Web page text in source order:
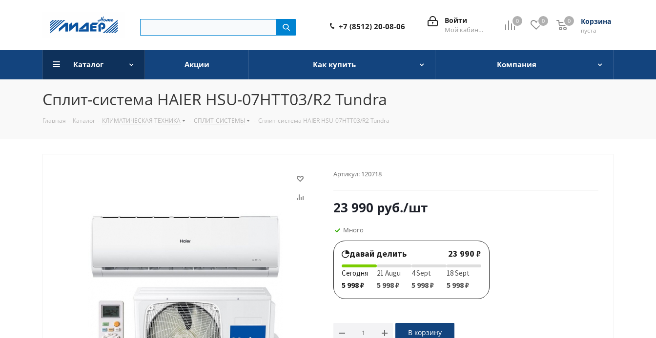
0 0 Корзина
0
пуста
0
Войти
Мой кабинет
+7 (8512) 20-08-06
Каталог Акции Как купить Компания
Сплит-система HAIER HSU-07HTT03/R2 Tundra
Главная - Каталог - КЛИМАТИЧЕСКАЯ ТЕХНИКА - СПЛИТ-СИСТЕМЫ - Сплит-система HAIER HSU-07HTT03/R2 Tundra
Артикул: 120718
23 990 руб./шт
Много
давай делить 23 990 ₽
Сегодня
5 998 ₽
21 Augu
5 998 ₽
4 Sept
5 998 ₽
18 Sept
5 998 ₽
В корзину